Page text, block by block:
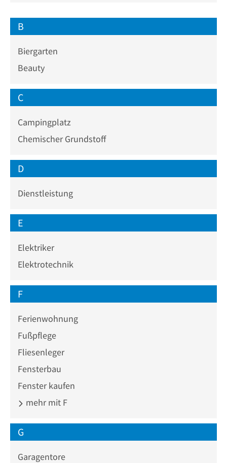
B
Biergarten
Beauty
C
Campingplatz
Chemischer Grundstoff
D
Dienstleistung
E
Elektriker
Elektrotechnik
F
Ferienwohnung
Fußpflege
Fliesenleger
Fensterbau
Fenster kaufen
mehr mit F
G
Garagentore